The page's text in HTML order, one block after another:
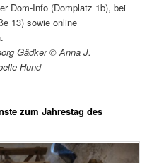
Dom-Info (Domplatz 1b), bei
13) sowie online
Gädker © Anna J.
Hund
zum Jahrestag des